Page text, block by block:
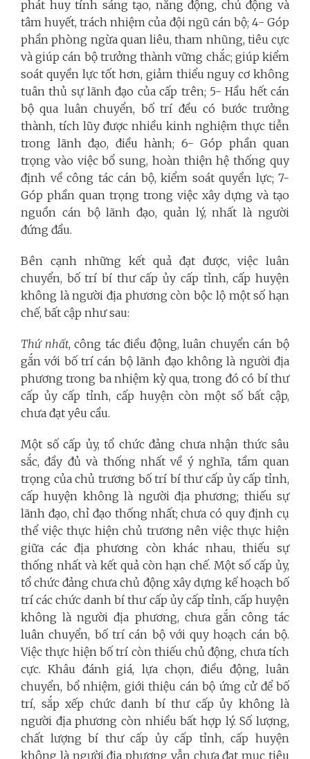
phát huy tính sáng tạo, năng động, chủ động và
tâm huyết, trách nhiệm của đội ngũ cán bộ; 4- Góp
phần phòng ngừa quan liêu, tham nhũng, tiêu cực
và giúp cán bộ trưởng thành vững chắc; giúp kiểm
soát quyền lực tốt hơn, giảm thiểu nguy cơ không
tuân thủ sự lãnh đạo của cấp trên; 5- Hầu hết cán
bộ qua luân chuyển, bố trí đều có bước trưởng
thành, tích lũy được nhiều kinh nghiệm thực tiễn
trong lãnh đạo, điều hành; 6- Góp phần quan
trọng vào việc bổ sung, hoàn thiện hệ thống quy
định về công tác cán bộ, kiểm soát quyền lực; 7-
Góp phần quan trọng trong việc xây dựng và tạo
nguồn cán bộ lãnh đạo, quản lý, nhất là người
đứng đầu.
Bên cạnh những kết quả đạt được, việc luân
chuyển, bố trí bí thư cấp ủy cấp tỉnh, cấp huyện
không là người địa phương còn bộc lộ một số hạn
chế, bất cập như sau:
Thứ nhất, công tác điều động, luân chuyển cán bộ
gắn với bố trí cán bộ lãnh đạo không là người địa
phương trong ba nhiệm kỳ qua, trong đó có bí thư
cấp ủy cấp tỉnh, cấp huyện còn một số bất cập,
chưa đạt yêu cầu.
Một số cấp ủy, tổ chức đảng chưa nhận thức sâu
sắc, đầy đủ và thống nhất về ý nghĩa, tầm quan
trọng của chủ trương bố trí bí thư cấp ủy cấp tỉnh,
cấp huyện không là người địa phương; thiếu sự
lãnh đạo, chỉ đạo thống nhất; chưa có quy định cụ
thể việc thực hiện chủ trương nên việc thực hiện
giữa các địa phương còn khác nhau, thiếu sự
thống nhất và kết quả còn hạn chế. Một số cấp ủy,
tổ chức đảng chưa chủ động xây dựng kế hoạch bố
trí các chức danh bí thư cấp ủy cấp tỉnh, cấp huyện
không là người địa phương, chưa gắn công tác
luân chuyển, bố trí cán bộ với quy hoạch cán bộ.
Việc thực hiện bố trí còn thiếu chủ động, chưa tích
cực. Khâu đánh giá, lựa chọn, điều động, luân
chuyển, bổ nhiệm, giới thiệu cán bộ ứng cử để bố
trí, sắp xếp chức danh bí thư cấp ủy không là
người địa phương còn nhiều bất hợp lý. Số lượng,
chất lượng bí thư cấp ủy cấp tỉnh, cấp huyện
không là người địa phương vẫn chưa đạt mục tiêu